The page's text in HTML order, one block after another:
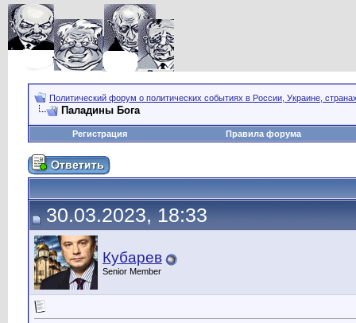
Политический форум о политических событиях в России, Украине,
Паладины Бога
Регистрация Правила форума
30.03.2023, 18:33
Кубарев
Senior Member